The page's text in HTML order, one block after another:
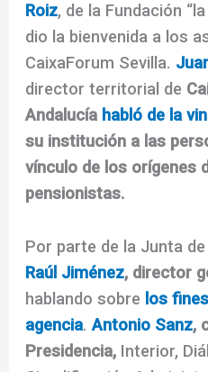
Roiz, de la Fundación “la
dio la bienvenida a los
CaixaForum Sevilla.
director territorial de
Andalucía habl ó de la
su institución a las
vínculo de los orígenes
pensionistas.
Por parte de la Junta
Raúl Jiménez, director
hablando sobre los
agencia.Antonio Sanz,
Presidencia, Interior,